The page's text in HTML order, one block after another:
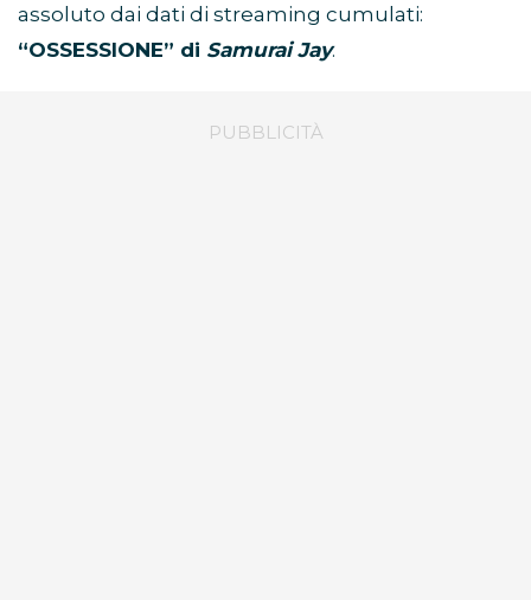
assoluto dai dati di streaming cumulati:
“OSSESSIONE” di Samurai Jay.